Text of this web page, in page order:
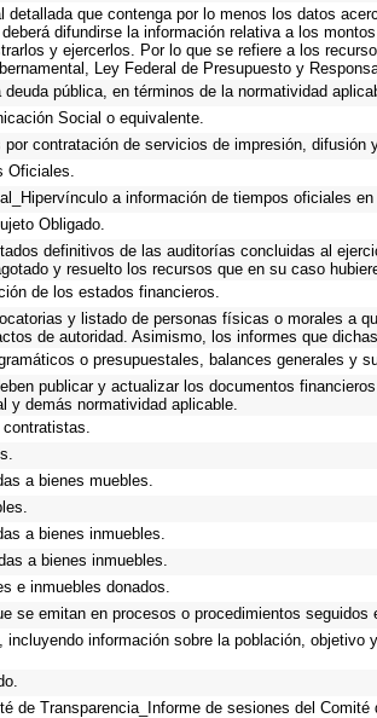
que contenga por lo menos los datos
difundirse la información relativa a los
y ejercerlos. Por lo que se refiere a los
Ley Federal de Presupuesto y
pública, en términos de la normatividad
Social o equivalente.
contratación de servicios de impresión, difusión
Oficiales.
a información de tiempos oficiales
Obligado.
definitivos de las auditorías concluidas al
y resuelto los recursos que en su caso
de los estados financieros.
y listado de personas físicas o morales a
de autoridad. Asimismo, los informes que
o presupuestales, balances generales y
publicar y actualizar los documentos
y demás normatividad aplicable.
a bienes muebles.
a bienes inmuebles.
a bienes inmuebles.
e inmuebles donados.
se emitan en procesos o procedimientos seguidos
incluyendo información sobre la población,
de Transparencia_Informe de sesiones del Comité